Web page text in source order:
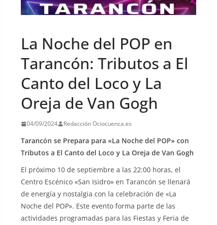
La Noche del POP en
Tarancón: Tributos a El
Canto del Loco y La
Oreja de Van Gogh
04/09/2024 Redacción Ociocuenca.es
Tarancón se Prepara para «La Noche del POP» con
Tributos a El Canto del Loco y La Oreja de Van Gogh
El próximo 10 de septiembre a las 22:00 horas, el
Centro Escénico «San Isidro» en Tarancón se llenará
de energía y nostalgia con la celebración de «La
Noche del POP». Este evento forma parte de las
actividades programadas para las Fiestas y Feria de